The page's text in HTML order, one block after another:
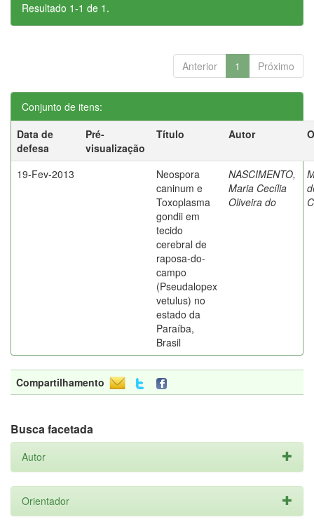
Resultado 1-1 de 1.
Anterior 1 Próximo
Conjunto de itens:
Data de
defesa
Pré-
visualização
Título Autor
19-Fev-2013
Neospora
caninum e
Toxoplasma
gondii em
tecido
cerebral de
raposa-do-
campo
(Pseudalopex
vetulus) no
estado da
Paraíba,
Brasil
NASCIMENTO,
Maria Cecília
Oliveira do
Compartilhamento
Busca facetada
Autor
Orientador